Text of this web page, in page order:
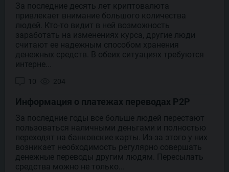
За последние десять лет криптовалюта
привлекает внимание большого количества
людей. Кто-то видит в ней возможность
заработать на изменениях курса, другие люди
считают ее надежным способом хранения
денежных средств. В обеих ситуациях требуются
интерне...
10 204
Информация о платежах переводах P2P
За последние годы все больше людей перестают
пользоваться наличными деньгами и полностью
переходят на банковские карты. Из-за этого у них
возникает необходимость регулярно совершать
денежные переводы другим людям. Пересылать
средства можно не только...